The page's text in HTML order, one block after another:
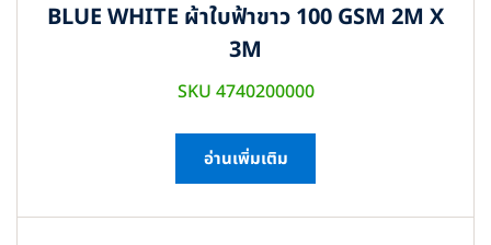
BLUE WHITE ผ้าใบฟ้าขาว 100 GSM 2M X
3M
SKU 4740200000
อ่านเพิ่มเติม